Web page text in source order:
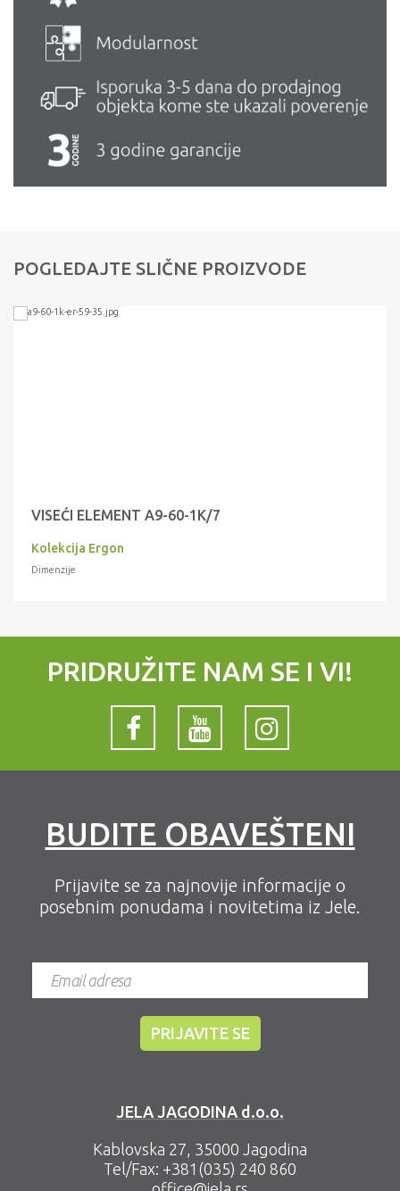
POGLEDAJTE SLIČNE PROIZVODE
VISEĆI ELEMENT A9-60-1K/7
Kolekcija Ergon
Dimenzije
PRIDRUŽITE NAM SE I VI!
BUDITE OBAVEŠTENI
Prijavite se za najnovije informacije o
posebnim ponudama i novitetima iz Jele.
JELA JAGODINA d.o.o.
Kablovska 27, 35000 Jagodina
Tel/Fax: +381(035) 240 860